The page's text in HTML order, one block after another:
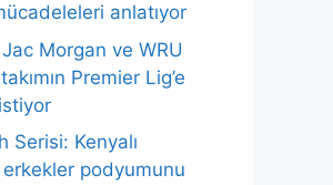
anlatıyor
Morgan ve WRU
Premier Lig’e
istiyor
Serisi: Kenyalı
podyumunu